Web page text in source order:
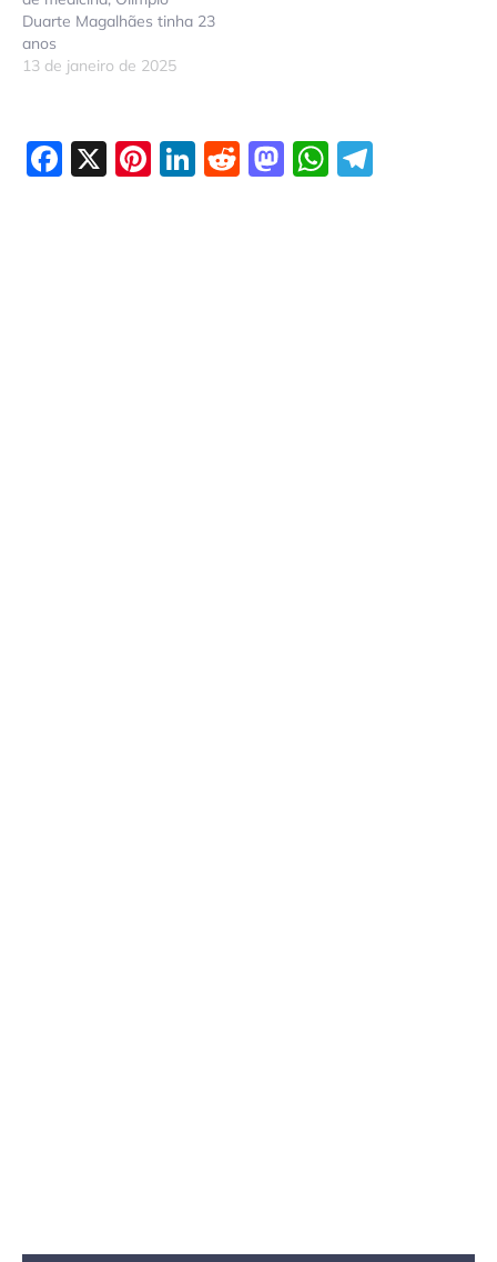
Duarte Magalhães tinha 23
anos
13 de janeiro de 2025
Facebook
X Pinterest
LinkedIn
Reddit
Mastodon